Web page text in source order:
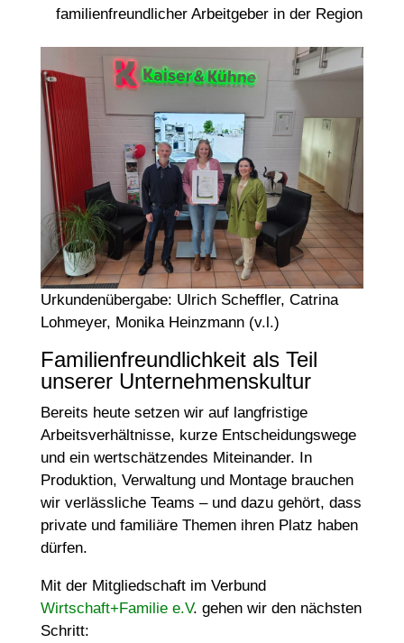
familienfreundlicher Arbeitgeber in der Region
Urkundenübergabe: Ulrich Scheffler, Catrina
Lohmeyer, Monika Heinzmann (v.l.)
Familienfreundlichkeit als Teil
unserer Unternehmenskultur
Bereits heute setzen wir auf langfristige
Arbeitsverhältnisse, kurze Entscheidungswege
und ein wertschätzendes Miteinander. In
Produktion, Verwaltung und Montage brauchen
wir verlässliche Teams – und dazu gehört, dass
private und familiäre Themen ihren Platz haben
dürfen.
Mit der Mitgliedschaft im Verbund
Wirtschaft+Familie e.V. gehen wir den nächsten
Schritt: